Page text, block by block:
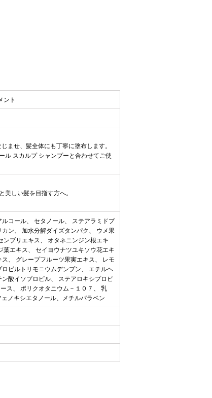
ント
せ、髪全体にも丁寧に塗布します。
ル スカルプ シャンプーと合わせてご使
美しい髪を目指す方へ。
コール、 セタノール、 ステアラミドプ
ン、 加水分解ダイズタンパク、 ウメ果
ブリエキス、 オタネニンジン根エキ
エキス、 セイヨウナツユキソウ花エキ
、 グレープフルーツ果実エキス、 レモ
ピルトリモニウムデンプン、 エチルヘ
酸イソプロピル、 ステアロキシプロピ
ス、 ポリクオタニウム－１０７、 乳
ノキシエタノール、メチルパラベン